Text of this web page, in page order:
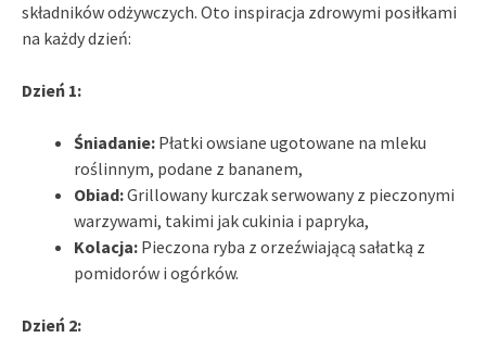
składników odżywczych. Oto inspiracja zdrowymi posiłkami
na każdy dzień:
Dzień 1:
Śniadanie: Płatki owsiane ugotowane na mleku
roślinnym, podane z bananem,
Obiad:Grillowany kurczak serwowany z pieczonymi
warzywami, takimi jak cukinia i papryka,
Kolacja: Pieczona ryba z orzeźwiającą sałatką z
pomidorów i ogórków.
Dzień 2: